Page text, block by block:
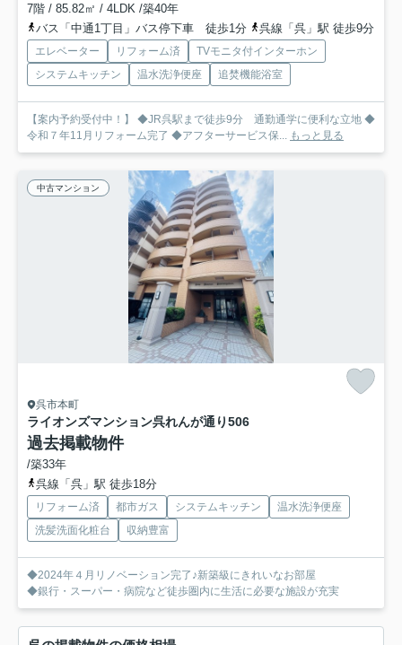
7階 / 85.82㎡ / 4LDK /築40年
バス「中通1丁目」バス停下車 徒歩1分
呉線「呉」駅 徒歩9分
エレベーター リフォーム済
TVモニタ付インターホン
システムキッチン
温水洗浄便座 追焚機能浴室
【案内予約受付中！】 ◆JR呉駅まで徒歩9分 通勤通学に便利な立地 ◆
令和７年11月リフォーム完了 ◆アフターサービス保... もっと見る
中古マンション
呉市本町
ライオンズマンション呉れんが通り506
過去掲載物件
/築33年
呉線「呉」駅 徒歩18分
リフォーム済 都市ガス システムキッチン
温水洗浄便座
洗髪洗面化粧台
収納豊富
◆2024年４月リノベーション完了♪新築級にきれいなお部屋
◆銀行・スーパー・病院など徒歩圏内に生活に必要な施設が充実